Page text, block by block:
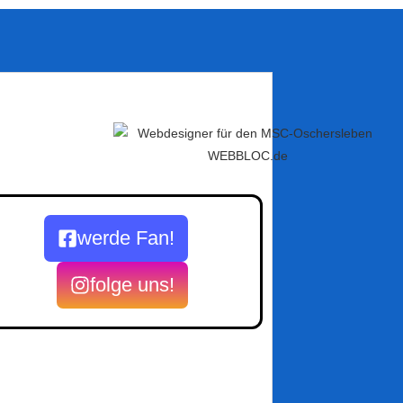
werde Fan!
folge uns!